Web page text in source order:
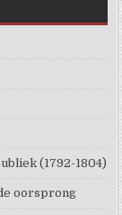
(1792-1804)
oorsprong